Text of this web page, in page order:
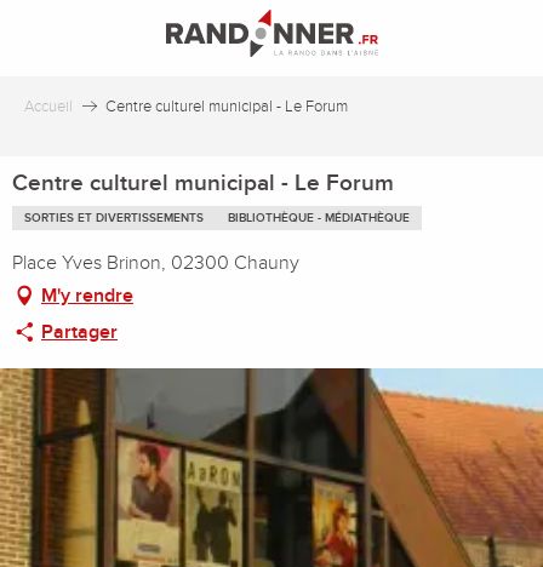
principal
Accueil Centre culturel municipal - Le Forum
Centre culturel municipal - Le Forum
SORTIES ET DIVERTISSEMENTS BIBLIOTHÈQUE - MÉDIATHÈQUE
Place Yves Brinon, 02300 Chauny
M'y rendre
Partager